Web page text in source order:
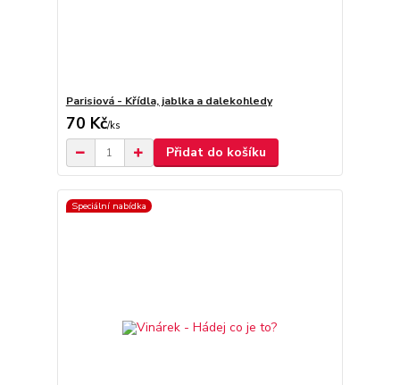
Parisiová - Křídla, jablka a dalekohledy
70 Kč/ks
Přidat do košíku
Speciální nabídka